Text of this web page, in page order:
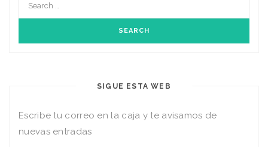
SIGUE ESTA WEB
Escribe tu correo en la caja y te avisamos de
nuevas entradas